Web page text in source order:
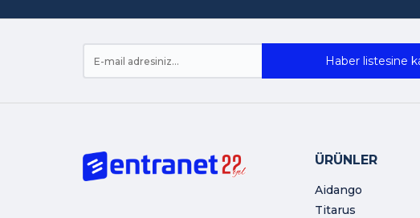
Haber listesine
ÜRÜNLER
Aidango
Titarus